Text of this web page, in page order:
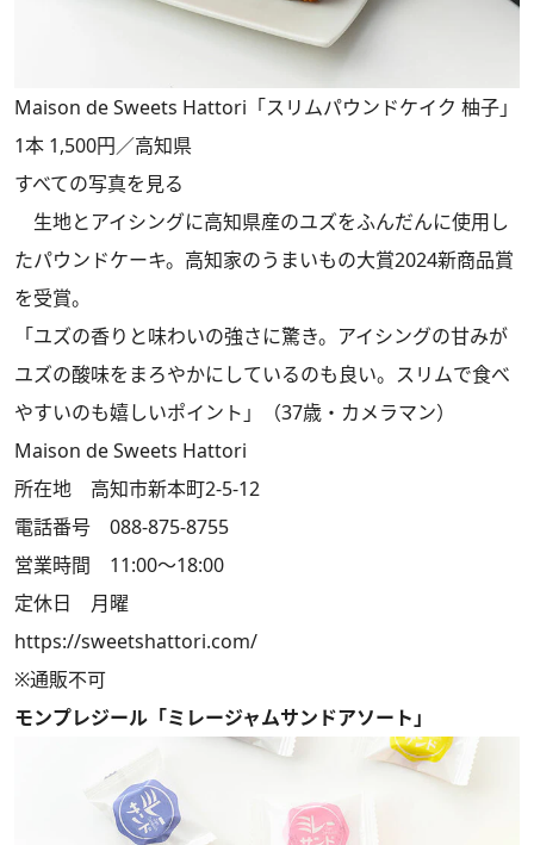
Maison de Sweets Hattori「スリムパウンドケイク 柚子」
1本 1,500円／高知県
すべての写真を見る
生地とアイシングに高知県産のユズをふんだんに使用し
たパウンドケーキ。高知家のうまいもの大賞2024新商品賞
を受賞。
「ユズの香りと味わいの強さに驚き。アイシングの甘みが
ユズの酸味をまろやかにしているのも良い。スリムで食べ
やすいのも嬉しいポイント」（37歳・カメラマン）
Maison de Sweets Hattori
所在地 高知市新本町2-5-12
電話番号 088-875-8755
営業時間 11:00～18:00
定休日 月曜
https://sweetshattori.com/
※通販不可
モンプレジール「ミレージャムサンドアソート」